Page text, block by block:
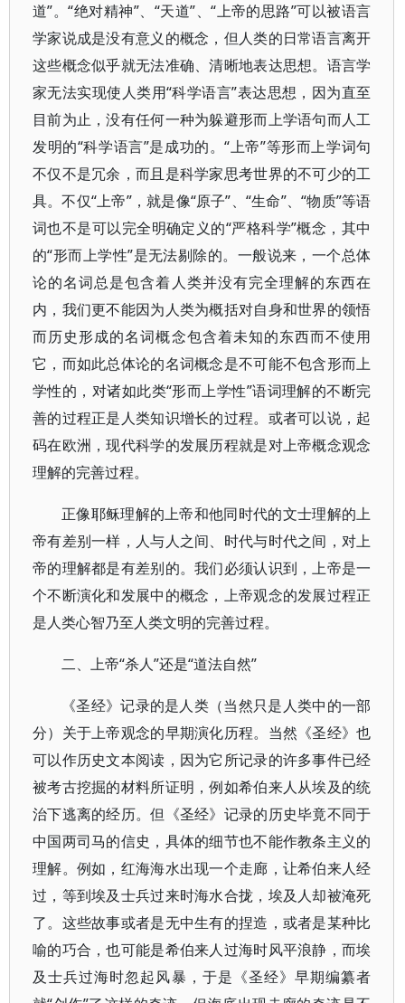
道”。“绝对精神”、“天道”、“上帝的思路”可以被语言
学家说成是没有意义的概念，但人类的日常语言离开
这些概念似乎就无法准确、清晰地表达思想。语言学
家无法实现使人类用“科学语言”表达思想，因为直至
目前为止，没有任何一种为躲避形而上学语句而人工
发明的“科学语言”是成功的。“上帝”等形而上学词句
不仅不是冗余，而且是科学家思考世界的不可少的工
具。不仅“上帝”，就是像“原子”、“生命”、“物质”等语
词也不是可以完全明确定义的“严格科学”概念，其中
的“形而上学性”是无法剔除的。一般说来，一个总体
论的名词总是包含着人类并没有完全理解的东西在
内，我们更不能因为人类为概括对自身和世界的领悟
而历史形成的名词概念包含着未知的东西而不使用
它，而如此总体论的名词概念是不可能不包含形而上
学性的，对诸如此类“形而上学性”语词理解的不断完
善的过程正是人类知识增长的过程。或者可以说，起
码在欧洲，现代科学的发展历程就是对上帝概念观念
理解的完善过程。
正像耶稣理解的上帝和他同时代的文士理解的上
帝有差别一样，人与人之间、时代与时代之间，对上
帝的理解都是有差别的。我们必须认识到，上帝是一
个不断演化和发展中的概念，上帝观念的发展过程正
是人类心智乃至人类文明的完善过程。
二、上帝“杀人”还是“道法自然”
《圣经》记录的是人类（当然只是人类中的一部
分）关于上帝观念的早期演化历程。当然《圣经》也
可以作历史文本阅读，因为它所记录的许多事件已经
被考古挖掘的材料所证明，例如希伯来人从埃及的统
治下逃离的经历。但《圣经》记录的历史毕竟不同于
中国两司马的信史，具体的细节也不能作教条主义的
理解。例如，红海海水出现一个走廊，让希伯来人经
过，等到埃及士兵过来时海水合拢，埃及人却被淹死
了。这些故事或者是无中生有的捏造，或者是某种比
喻的巧合，也可能是希伯来人过海时风平浪静，而埃
及士兵过海时忽起风暴，于是《圣经》早期编纂者